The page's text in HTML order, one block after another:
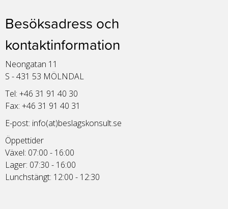
Besöksadress och
kontaktinformation
Neongatan 11
S - 431 53 MÖLNDAL
Tel: +46 31 91 40 30
Fax: +46 31 91 40 31
E-post: info(at)beslagskonsult.se
Öppettider
Växel: 07:00 - 16:00
Lager: 07:30 - 16:00
Lunchstängt: 12:00 - 12:30